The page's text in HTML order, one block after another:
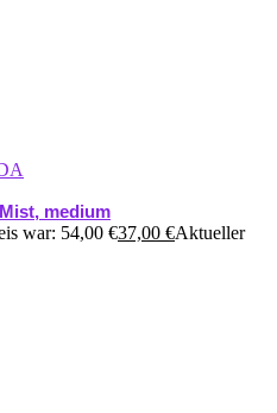
medium
war: 54,00 €37,00 €Aktueller